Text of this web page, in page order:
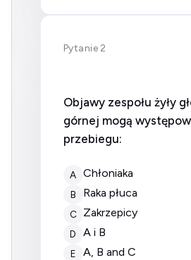
Pytanie 2
Objawy zespołu żyły
górnej mogą
przebiegu:
A chłoniaka
B raka płuca
C zakrzepicy
D A i B
E A, B and C